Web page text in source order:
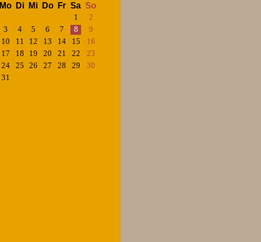
Mo Di Mi Do Fr Sa So
1
2
3
4 5 6 7 8
9
10
11 12 13 14 15
16
17
18 19 20 21 22
23
24
25 26 27 28 29
30
31